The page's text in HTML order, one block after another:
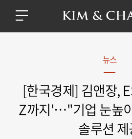
뉴스
[한국경제] 김앤장,
Z까지'…"기업 눈높
솔루션